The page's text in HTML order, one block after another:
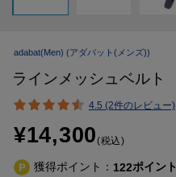
adabat(Men) (アダバット(メンズ))
ラインメッシュベルト
4.5 (2件のレビュー)
¥14,300(税込)
獲得ポイント： 122ポイント